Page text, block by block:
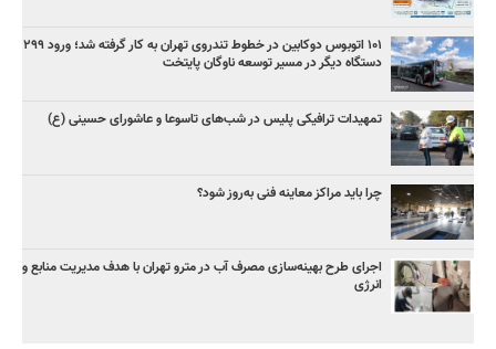
۱۰۱ اتوبوس دوکابین در خطوط تندروی تهران به کار گرفته شد؛ ورود ۲۹۹
دستگاه دیگر در مسیر توسعه ناوگان پایتخت
تمهیدات ترافیکی پلیس در شب‌های تاسوعا و عاشورای حسینی (ع)
چرا باید مراکز معاینه فنی به‌روز شود؟
اجرای طرح بهینه‌سازی مصرف آب در مترو تهران با هدف مدیریت منابع و
انرژی